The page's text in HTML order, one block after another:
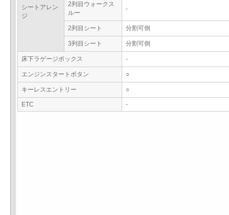
シートアレン
ジ
2列目ウォークス
ルー
-
2列目シート 分割可倒
3列目シート 分割可倒
床下ラゲージボックス -
エンジンスタートボタン ○
キーレスエントリー ○
ETC -